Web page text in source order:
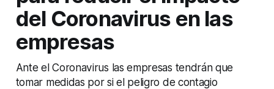
del Coronavirus en las
empresas
Ante el Coronavirus las empresas tendrán que
tomar medidas por si el peligro de contagio